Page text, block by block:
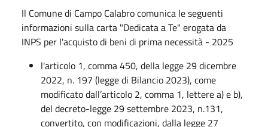
Il Comune di Campo Calabro comunica le seguenti
informazioni sulla carta "Dedicata a Te" erogata da
INPS per l'acquisto di beni di prima necessità - 2025
l'articolo 1, comma 450, della legge 29 dicembre
2022, n. 197 (legge di Bilancio 2023), come
modificato dall’articolo 2, comma 1, lettere a) e b),
del decreto-legge 29 settembre 2023, n.131,
convertito, con modificazioni, dalla legge 27